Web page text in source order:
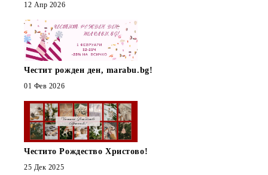
12 Апр 2026
Честит рожден ден, marabu.bg!
01 Фев 2026
Честито Рождество Христово!
25 Дек 2025